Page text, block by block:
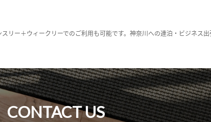
リー＋ウィークリーでのご利用も可能です。神奈川への連泊・ビジネス
CONTACT US